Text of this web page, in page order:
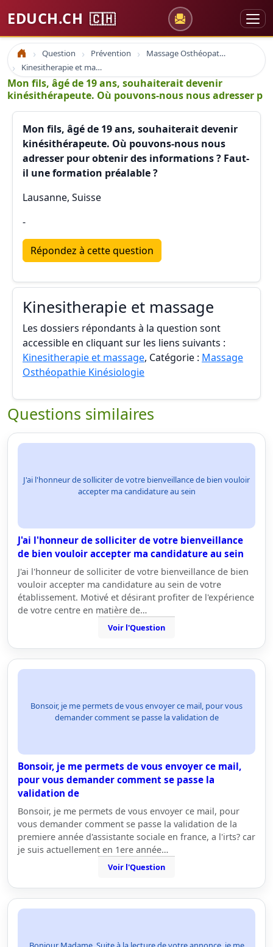
EDUCH.CH 🇨🇭
Accueil Question Prévention
Massage Osthéopathie Kinésiologie
Kinesitherapie et massage
Mon fils, âgé de 19 ans, souhaiterait devenir
kinésithérapeute. Où pouvons-nous nous adresser p
Mon fils, âgé de 19 ans, souhaiterait devenir
kinésithérapeute. Où pouvons-nous nous
adresser pour obtenir des informations ? Faut-
il une formation préalable ?
Lausanne, Suisse
-
Répondez à cette question
Kinesitherapie et massage
Les dossiers répondants à la question sont
accessible en cliquant sur les liens suivants :
Kinesitherapie et massage, Catégorie : Massage
Osthéopathie Kinésiologie
Questions similaires
J'ai l'honneur de solliciter de votre bienveillance de bien vouloir
accepter ma candidature au sein
J'ai l'honneur de solliciter de votre bienveillance
de bien vouloir accepter ma candidature au sein
J'ai l'honneur de solliciter de votre bienveillance de bien
vouloir accepter ma candidature au sein de votre
établissement. Motivé et désirant profiter de l'expérience
de votre centre en matière de…
Voir l'Question
Bonsoir, je me permets de vous envoyer ce mail, pour vous
demander comment se passe la validation de
Bonsoir, je me permets de vous envoyer ce mail,
pour vous demander comment se passe la
validation de
Bonsoir, je me permets de vous envoyer ce mail, pour
vous demander comment se passe la validation de la
premiere année d'assistante sociale en france, a l'irts? car
je suis actuellement en 1ere année…
Voir l'Question